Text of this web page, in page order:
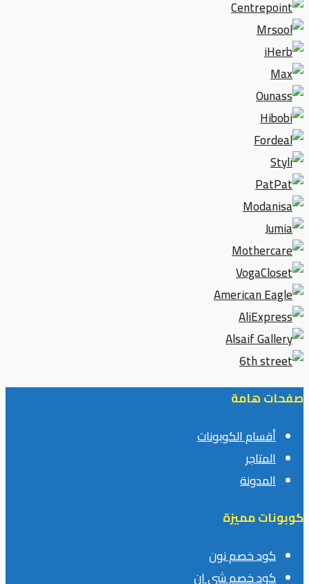
صفحات هامة
أقسام الكوبونات
المتاجر
المدونة
كوبونات مميزة
كود خصم نون
كود خصم شي ان